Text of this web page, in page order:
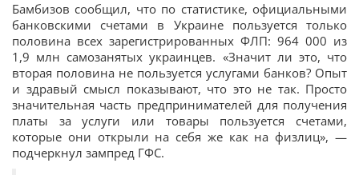
Бамбизов сообщил, что по статистике, официальными
банковскими счетами в Украине пользуется только
половина всех зарегистрированных ФЛП: 964 000 из
1,9 млн самозанятых украинцев. «Значит ли это, что
вторая половина не пользуется услугами банков? Опыт
и здравый смысл показывают, что это не так. Просто
значительная часть предпринимателей для получения
платы за услуги или товары пользуется счетами,
которые они открыли на себя же как на физлиц», —
подчеркнул зампред ГФС.